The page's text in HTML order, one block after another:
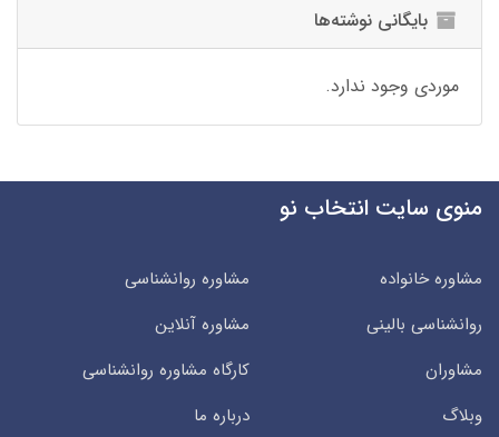
بایگانی نوشته‌ها
موردی وجود ندارد.
منوی سایت انتخاب نو
مشاوره خانواده
مشاوره روانشناسی
روانشناسی بالینی
مشاوره آنلاین
مشاوران
کارگاه مشاوره روانشناسی
وبلاگ
درباره ما